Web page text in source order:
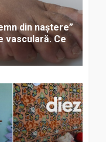
din naștere”
vasculară. Ce